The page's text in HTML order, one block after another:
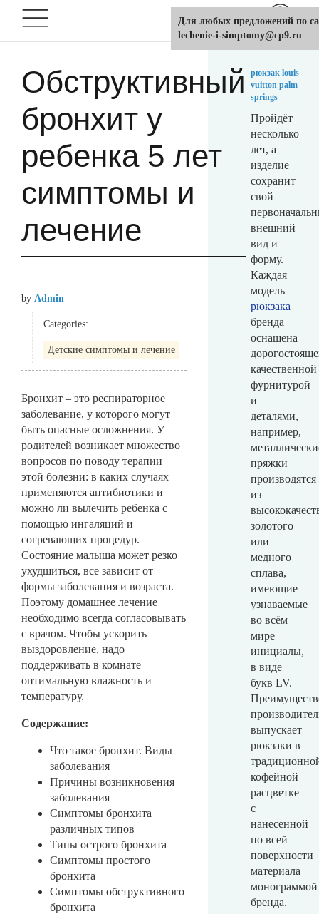
Обструктивный
бронхит у
ребенка 5 лет
симптомы и
лечение
by Admin
Categories:
Детские симптомы и лечение
Бронхит – это респираторное
заболевание, у которого могут
быть опасные осложнения. У
родителей возникает множество
вопросов по поводу терапии
этой болезни: в каких случаях
применяются антибиотики и
можно ли вылечить ребенка с
помощью ингаляций и
согревающих процедур.
Состояние малыша может резко
ухудшиться, все зависит от
формы заболевания и возраста.
Поэтому домашнее лечение
необходимо всегда согласовывать
с врачом. Чтобы ускорить
выздоровление, надо
поддерживать в комнате
оптимальную влажность и
температуру.
Содержание:
Что такое бронхит. Виды
заболевания
Причины возникновения
заболевания
Симптомы бронхита
различных типов
Типы острого бронхита
Симптомы простого
бронхита
Симптомы обструктивного
бронхита
рюкзак louis
vuitton palm
springs
Пройдёт
несколько
лет, а
изделие
сохранит
свой
внешний
вид и
форму.
Каждая
модель
рюкзака
бренда
оснащена
качественной
фурнитурой
и
деталями,
например,
пряжки
производятся
из
золотого
или
медного
сплава,
имеющие
узнаваемые
во всём
мире
инициалы,
в виде
букв LV.
выпускает
рюкзаки в
кофейной
расцветке
с
нанесенной
по всей
поверхности
материала
монограммой
бренда.
Для любых предложений по
lechenie-i-simptomy@cp9.ru